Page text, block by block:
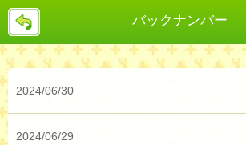
バックナンバー
戻
2024/06/30
2024/06/29